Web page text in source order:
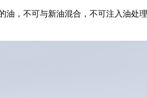
油，不可与新油混合，不可注入油处